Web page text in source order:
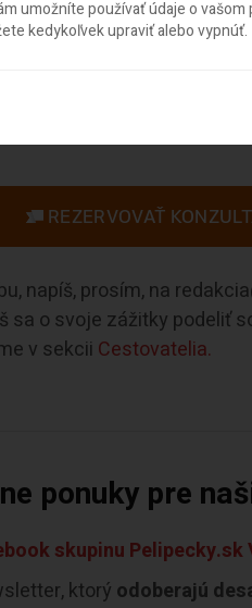
či leteckej
či dovolenky, využi
okamžite odpočíta z
REZERVOVAŤ
napíš, prosím, na
sa o svoje zážitky podeliť
v sekcii Cestovatelia.
ponuky pre
skupinu Pelipecky.sk
ktorý odoberajú
umožníte používať údaje o
kedykoľvek upraviť alebo vypnúť.